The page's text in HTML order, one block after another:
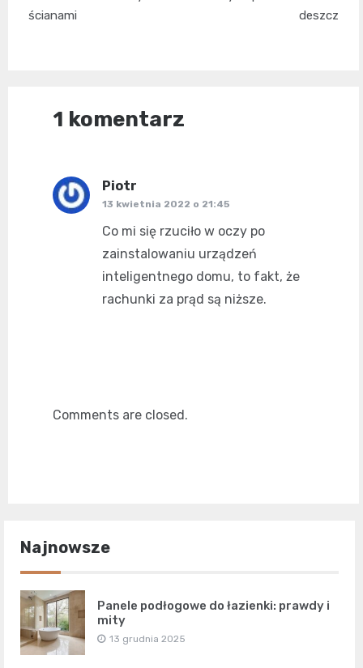
wpisu
ścianami
deszcz
1 komentarz
Piotr
13 kwietnia 2022 o 21:45
Co mi się rzuciło w oczy po
zainstalowaniu urządzeń
inteligentnego domu, to fakt, że
rachunki za prąd są niższe.
Comments are closed.
Najnowsze
Panele podłogowe do łazienki: prawdy i
mity
13 grudnia 2025